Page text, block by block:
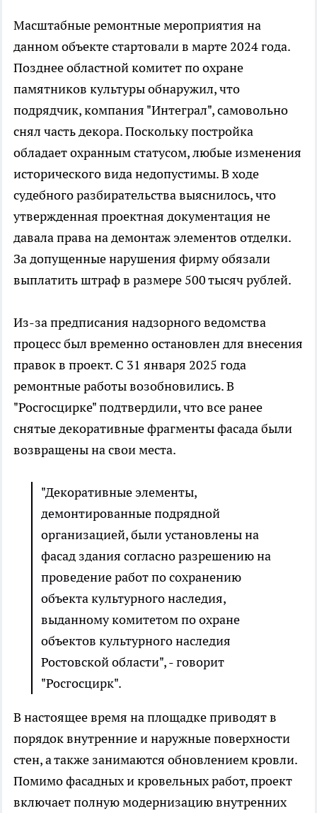
Масштабные ремонтные мероприятия на
данном объекте стартовали в марте 2024 года.
Позднее областной комитет по охране
памятников культуры обнаружил, что
подрядчик, компания "Интеграл", самовольно
снял часть декора. Поскольку постройка
обладает охранным статусом, любые изменения
исторического вида недопустимы. В ходе
судебного разбирательства выяснилось, что
утвержденная проектная документация не
давала права на демонтаж элементов отделки.
За допущенные нарушения фирму обязали
выплатить штраф в размере 500 тысяч рублей.
Из-за предписания надзорного ведомства
процесс был временно остановлен для внесения
правок в проект. С 31 января 2025 года
ремонтные работы возобновились. В
"Росгосцирке" подтвердили, что все ранее
снятые декоративные фрагменты фасада были
возвращены на свои места.
"Декоративные элементы,
демонтированные подрядной
организацией, были установлены на
фасад здания согласно разрешению на
проведение работ по сохранению
объекта культурного наследия,
выданному комитетом по охране
объектов культурного наследия
Ростовской области", - говорит
"Росгосцирк".
В настоящее время на площадке приводят в
порядок внутренние и наружные поверхности
стен, а также занимаются обновлением кровли.
Помимо фасадных и кровельных работ, проект
включает полную модернизацию внутренних